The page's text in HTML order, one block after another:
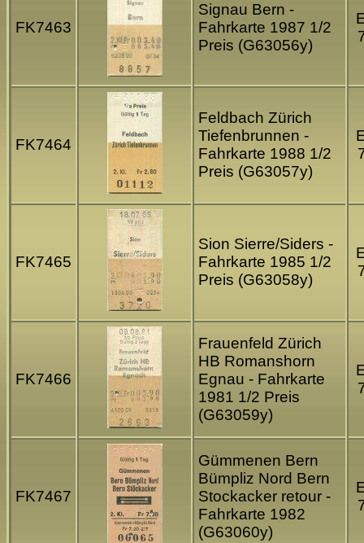
FK7463
Signau Bern -
Fahrkarte 1987 1/2
Preis (G63056y)
FK7464
Feldbach Zürich
Tiefenbrunnen -
Fahrkarte 1988 1/2
Preis (G63057y)
FK7465
Sion Sierre/Siders -
Fahrkarte 1985 1/2
Preis (G63058y)
FK7466
Frauenfeld Zürich
HB Romanshorn
Egnau - Fahrkarte
1981 1/2 Preis
(G63059y)
FK7467
Gümmenen Bern
Bümpliz Nord Bern
Stockacker retour -
Fahrkarte 1982
(G63060y)